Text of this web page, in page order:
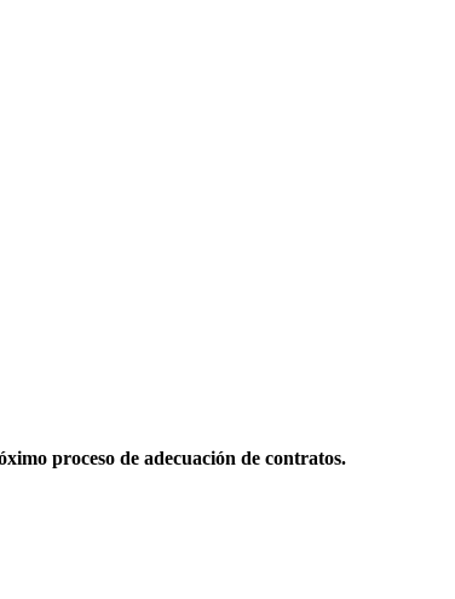
proceso de adecuación de contratos.